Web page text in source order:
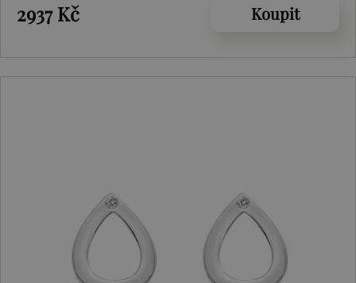
2937 Kč
Koupit